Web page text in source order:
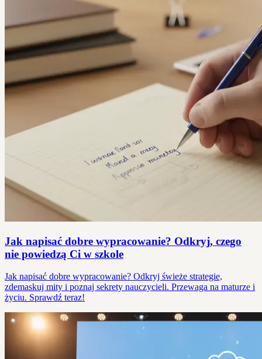
Jak napisać dobre wypracowanie? Odkryj, czego
nie powiedzą Ci w szkole
Jak napisać dobre wypracowanie? Odkryj świeże strategie,
zdemaskuj mity i poznaj sekrety nauczycieli. Przewaga na maturze i
życiu. Sprawdź teraz!